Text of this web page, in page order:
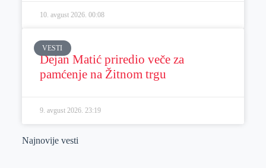
10. avgust 2026. 00:08
VESTI
Dejan Matić priredio veče za
pamćenje na Žitnom trgu
9. avgust 2026. 23:19
Najnovije vesti